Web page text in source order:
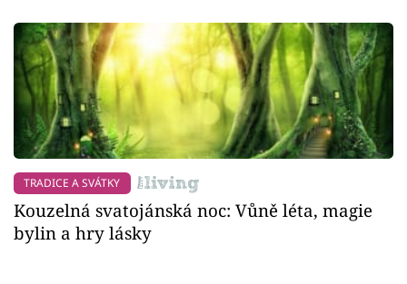
TRADICE A SVÁTKY
Kouzelná svatojánská noc: Vůně léta, magie
bylin a hry lásky